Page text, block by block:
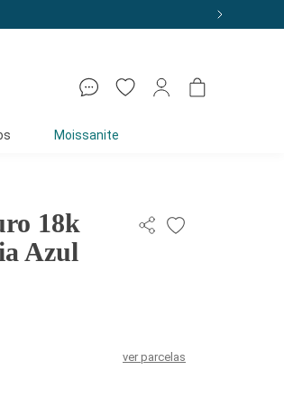
Moissanite
18k
Azul
ver parcelas